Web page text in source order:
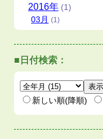
2016年 (1)
03 月 (1)
■日付検索：
新しい順(降順)